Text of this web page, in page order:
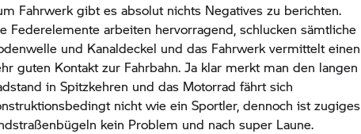
Fahrwerk gibt es absolut nichts Negatives zu berichten.
Federelemente arbeiten hervorragend, schlucken sämtliche
und Kanaldeckel und das Fahrwerk vermittelt einen
guten Kontakt zur Fahrbahn. Ja klar merkt man den langen
in Spitzkehren und das Motorrad fährt sich
nicht wie ein Sportler, dennoch ist zugiges
kein Problem und nach super Laune.